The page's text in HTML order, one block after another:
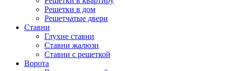
Решетки в дом
Решетчатые двери
Ставни
Глухие ставни
Ставни жалюзи
Ставни с решеткой
Ворота